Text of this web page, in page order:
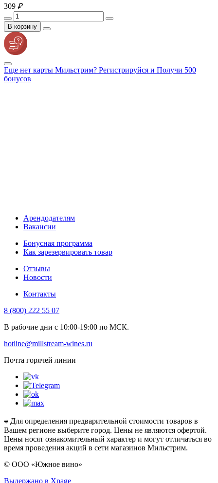
309 ₽
В корзину
Еще нет карты Мильстрим? Регистрируйся и Получи 500
бонусов
Арендодателям
Вакансии
Бонусная программа
Как зарезервировать товар
Отзывы
Новости
Контакты
8 (800) 222 55 07
В рабочие дни с 10:00-19:00 по МСК.
hotline@millstream-wines.ru
Почта горячей линии
⁕ Для определения предварительной стоимости товаров в
Вашем регионе выберите город. Цены не являются офертой.
Цены носят ознакомительный характер и могут отличаться во
время проведения акций в сети магазинов Мильстрим.
© ООО «Южное вино»
Выдержано в Xpage